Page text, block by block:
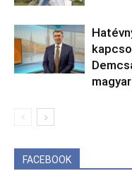
FACEBOOK